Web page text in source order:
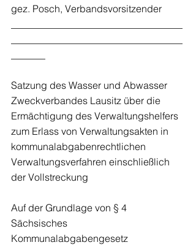
gez. Posch, Verbandsvorsitzender
Satzung des Wasser und Abwasser
Zweckverbandes Lausitz über die
Ermächtigung des Verwaltungshelfers
zum Erlass von Verwaltungsakten in
kommunalabgabenrechtlichen
Verwaltungsverfahren einschließlich
der Vollstreckung
Auf der Grundlage von § 4
Sächsisches
Kommunalabgabengesetz